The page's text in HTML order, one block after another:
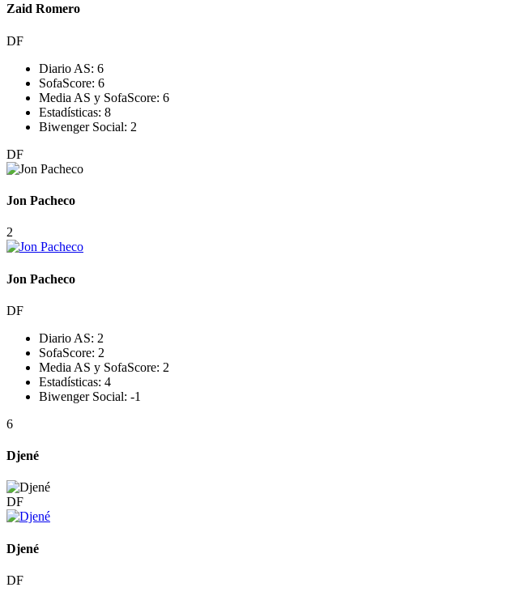
Zaid Romero
DF
Diario AS: 6
SofaScore: 6
Media AS y SofaScore: 6
Estadísticas: 8
Biwenger Social: 2
DF
Jon Pacheco
2
Jon Pacheco
DF
Diario AS: 2
SofaScore: 2
Media AS y SofaScore: 2
Estadísticas: 4
Biwenger Social: -1
6
Djené
DF
Djené
DF